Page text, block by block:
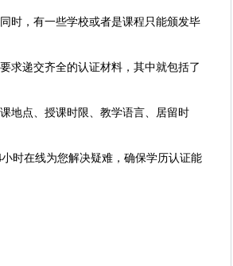
时，有一些学校或者是课程只能颁发毕
求递交齐全的认证材料，其中就包括了
地点、授课时限、教学语言、居留时
时在线为您解决疑难，确保学历认证能